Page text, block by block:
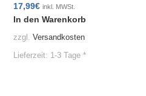
17,99€ inkl. MWSt.
In den Warenkorb
zzgl. Versandkosten
Lieferzeit: 1-3 Tage *